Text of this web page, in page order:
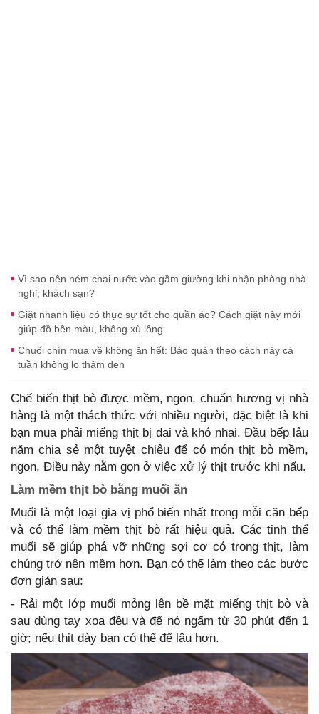
Vì sao nên ném chai nước vào gầm giường khi nhận phòng nhà
nghỉ, khách sạn?
Giặt nhanh liệu có thực sự tốt cho quần áo? Cách giặt này mới
giúp đồ bền màu, không xù lông
Chuối chín mua về không ăn hết: Bảo quản theo cách này cả
tuần không lo thâm đen
Chế biến thịt bò được mềm, ngon, chuẩn hương vị nhà
hàng là một thách thức với nhiều người, đặc biệt là khi
bạn mua phải miếng thịt bị dai và khó nhai. Đầu bếp lâu
năm chia sẻ một tuyệt chiêu để có món thịt bò mềm,
ngon. Điều này nằm gọn ở việc xử lý thịt trước khi nấu.
Làm mềm thịt bò bằng muối ăn
Muối là một loại gia vị phổ biến nhất trong mỗi căn bếp
và có thể làm mềm thịt bò rất hiệu quả. Các tinh thể
muối sẽ giúp phá vỡ những sợi cơ có trong thịt, làm
chúng trở nên mềm hơn. Bạn có thể làm theo các bước
đơn giản sau:
- Rải một lớp muối mỏng lên bề mặt miếng thịt bò và
sau dùng tay xoa đều và để nó ngấm từ 30 phút đến 1
giờ; nếu thịt dày bạn có thể để lâu hơn.